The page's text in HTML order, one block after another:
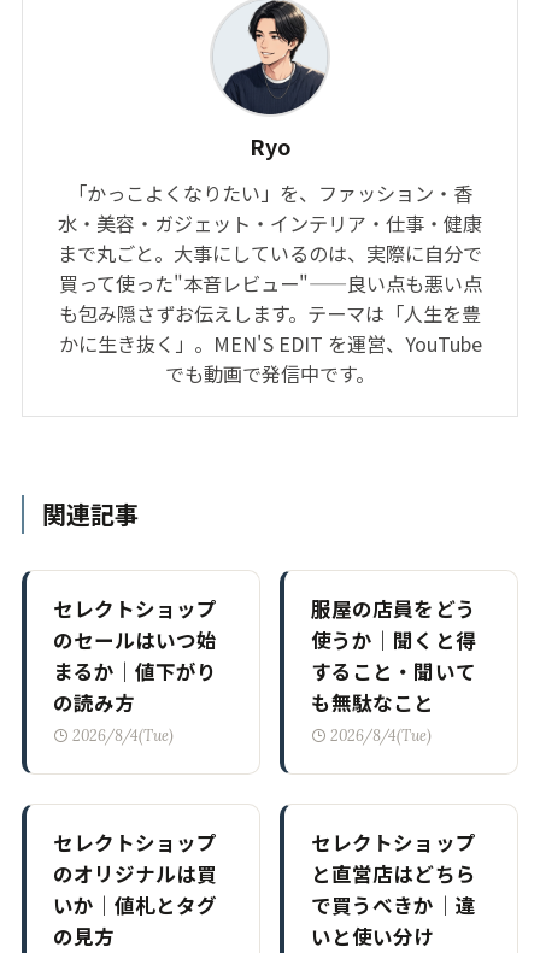
Ryo
「かっこよくなりたい」を、ファッション・香
水・美容・ガジェット・インテリア・仕事・健康
まで丸ごと。大事にしているのは、実際に自分で
買って使った"本音レビュー"——良い点も悪い点
も包み隠さずお伝えします。テーマは「人生を豊
かに生き抜く」。MEN'S EDIT を運営、YouTube
でも動画で発信中です。
関連記事
セレクトショップ
のセールはいつ始
まるか｜値下がり
の読み方
2026/8/4(Tue)
服屋の店員をどう
使うか｜聞くと得
すること・聞いて
も無駄なこと
2026/8/4(Tue)
セレクトショップ
のオリジナルは買
いか｜値札とタグ
の見方
セレクトショップ
と直営店はどちら
で買うべきか｜違
いと使い分け